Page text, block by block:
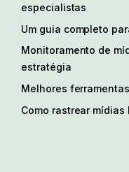
especialistas
Um guia completo
Monitoramento de
estratégia
Melhores
Como rastrear mídias